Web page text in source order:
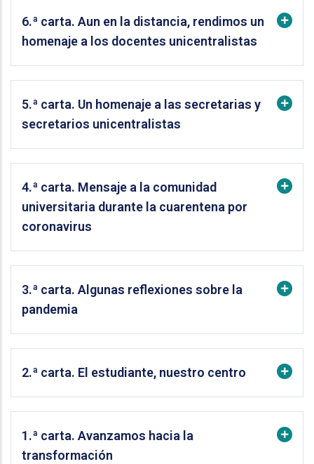
6.ª carta. Aun en la distancia, rendimos un
homenaje a los docentes unicentralistas
5.ª carta. Un homenaje a las secretarias y
secretarios unicentralistas
4.ª carta. Mensaje a la comunidad
universitaria durante la cuarentena por
coronavirus
3.ª carta. Algunas reflexiones sobre la
pandemia
2.ª carta. El estudiante, nuestro centro
1.ª carta. Avanzamos hacia la
transformación